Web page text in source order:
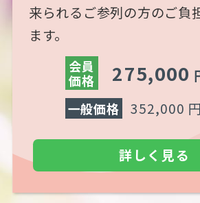
来られるご参列の方のご負
ます。
会員
価格
275,000
一般価格 352,000 円
詳しく見る